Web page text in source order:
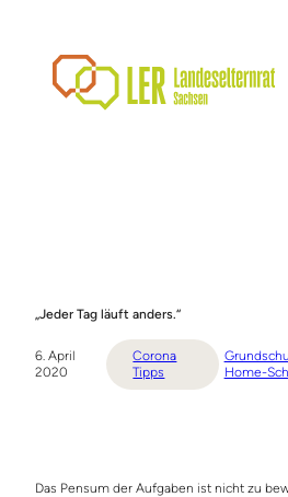
„Jeder Tag läuft anders.“
6. April
2020
Corona
Tipps
Home-
Das Pensum der Aufgaben ist nicht zu